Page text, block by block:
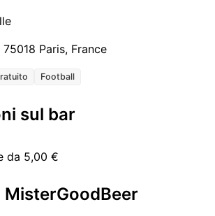
Paris, France
Football
sul bar
da 5,00 €